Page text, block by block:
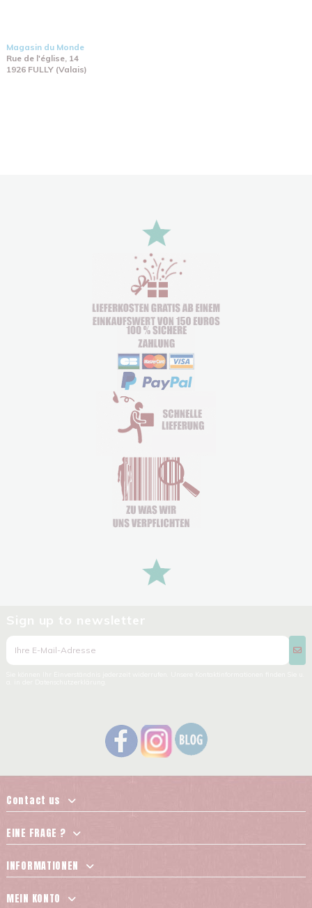
Magasin du Monde
Rue de l'église, 14
1926 FULLY (Valais)
Contact us
EINE FRAGE ?
INFORMATIONEN
MEIN KONTO